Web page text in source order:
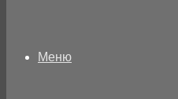
Меню